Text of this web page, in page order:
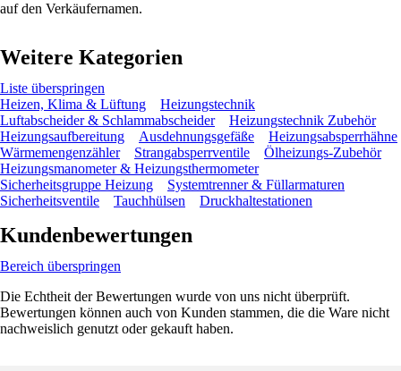
auf den Verkäufernamen.
Weitere Kategorien
Liste überspringen
Heizen, Klima & Lüftung
Heizungstechnik
Luftabscheider & Schlammabscheider
Heizungstechnik Zubehör
Heizungsaufbereitung
Ausdehnungsgefäße
Heizungsabsperrhähne
Wärmemengenzähler
Strangabsperrventile
Ölheizungs-Zubehör
Heizungsmanometer & Heizungsthermometer
Sicherheitsgruppe Heizung
Systemtrenner & Füllarmaturen
Sicherheitsventile
Tauchhülsen Druckhaltestationen
Kundenbewertungen
Bereich überspringen
Die Echtheit der Bewertungen wurde von uns nicht überprüft.
Bewertungen können auch von Kunden stammen, die die Ware nicht
nachweislich genutzt oder gekauft haben.